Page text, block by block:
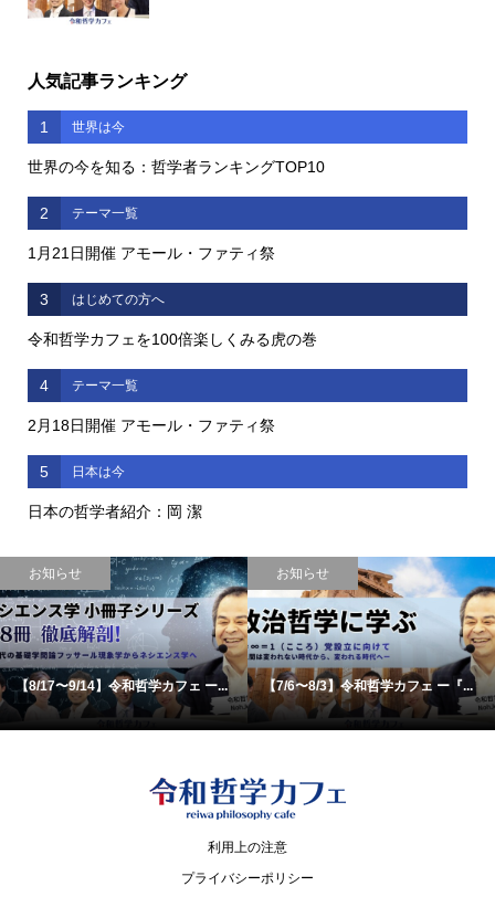
人気記事ランキング
1 世界は今
世界の今を知る：哲学者ランキングTOP10
2 テーマ一覧
1月21日開催 アモール・ファティ祭
3 はじめての方へ
令和哲学カフェを100倍楽しくみる虎の巻
4 テーマ一覧
2月18日開催 アモール・ファティ祭
5 日本は今
日本の哲学者紹介：岡 潔
お知らせ
【8/17〜9/14】令和哲学カフェ ー...
お知らせ
【7/6〜8/3】令和哲学カフェ ー『...
利用上の注意
プライバシーポリシー